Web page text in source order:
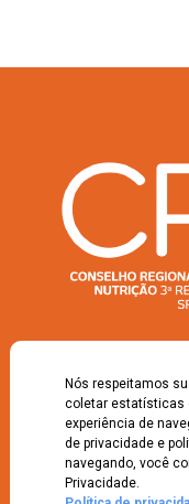
Federal, prestadora de
6.583/78 e regulamentada
orientar, disciplinar e
Técnico em Nutrição e
Nós respeitamos
coletar estatísticas
experiência de
de privacidade e
navegando, você
Privacidade.